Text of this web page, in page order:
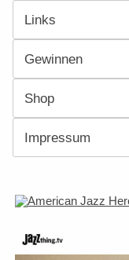
Links
Gewinnen
Shop
Impressum